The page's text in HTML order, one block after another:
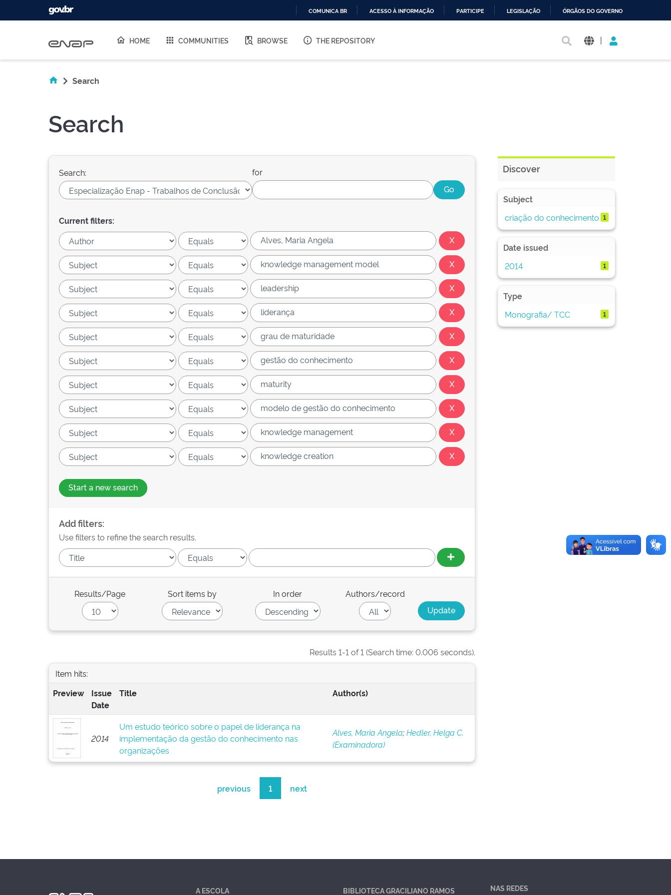
O
COMUNICA BR ACESSO À INFORMAÇÃO PARTICIPE LEGISLAÇÃO ÓRGÃOS DO GOVERNO
HOME COMMUNITIES BROWSE THE REPOSITORY |
Search
Search
Search: for
Current filters:
Start a new search
Add filters:
Use filters to refine the search results.
Results/Page Sort items by In order Authors/record
Results 1-1 of 1 (Search time: 0.006 seconds).
Item hits:
Preview
Issue
Date
Title Author(s)
2014
Um estudo teórico sobre o papel de liderança na
implementação da gestão do conhecimento nas
organizações
Alves, Maria Angela;Hedler, Helga C.
(Examinadora)
previous 1 next
Discover
Subject
criação do conhecimento 1
Date issued
2014
1
Type
Monografia/ TCC
1
A ESCOLA BIBLIOTECA GRACILIANO RAMOS NAS REDES